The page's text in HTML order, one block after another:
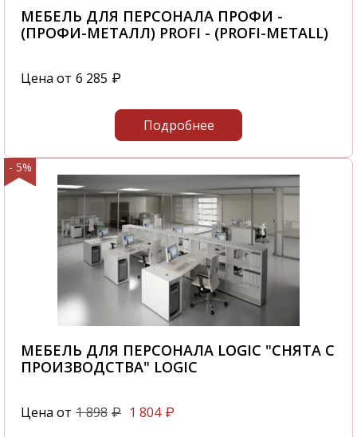
МЕБЕЛЬ ДЛЯ ПЕРСОНАЛА ПРОФИ -
(ПРОФИ-МЕТАЛЛ) PROFI - (PROFI-METALL)
Цена от 6 285 ₽
Подробнее
- 5%
МЕБЕЛЬ ДЛЯ ПЕРСОНАЛА LOGIC "СНЯТА С
ПРОИЗВОДСТВА" LOGIC
Цена от 1 898 ₽ 1 804 ₽